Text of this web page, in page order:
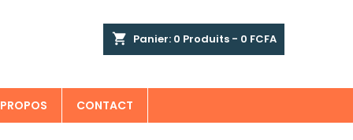
shopping_cart Panier: 0 Produits - 0 FCFA
CONTACT